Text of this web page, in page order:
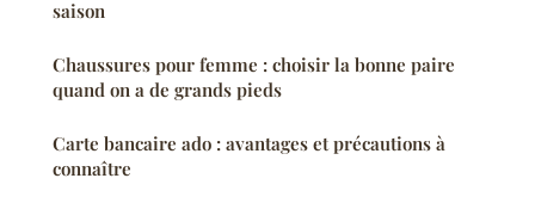
saison
Chaussures pour femme : choisir la bonne paire
quand on a de grands pieds
Carte bancaire ado : avantages et précautions à
connaître